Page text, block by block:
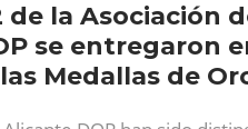
de la Asociación
se entregaron
Medallas de